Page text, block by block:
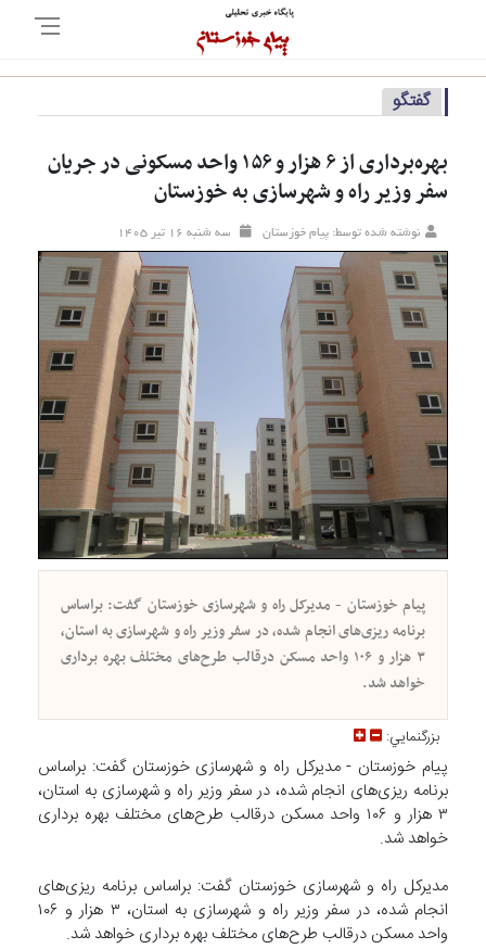
گفتگو
بهره‌برداری از ۶ هزار و ۱۵۶ واحد مسکونی در جریان
سفر وزیر راه و شهرسازی به خوزستان
نوشته شده توسط: پیام خوزستان سه شنبه ۱۶ تير ۱۴۰۵
پیام خوزستان - مدیرکل راه و شهرسازی خوزستان گفت: براساس
برنامه ریزی‌های انجام شده، در سفر وزیر راه و شهرسازی به استان،
۳ هزار و ۱۰۶ واحد مسکن درقالب طرح‌های مختلف بهره برداری
خواهد شد.
بزرگنمايي:
پیام خوزستان - مدیرکل راه و شهرسازی خوزستان گفت: براساس
برنامه ریزی‌های انجام شده، در سفر وزیر راه و شهرسازی به استان،
۳ هزار و ۱۰۶ واحد مسکن درقالب طرح‌های مختلف بهره برداری
خواهد شد.
مدیرکل راه و شهرسازی خوزستان گفت: براساس برنامه ریزی‌های
انجام شده، در سفر وزیر راه و شهرسازی به استان، ۳ هزار و ۱۰۶
واحد مسکن درقالب طرح‌های مختلف بهره برداری خواهد شد.